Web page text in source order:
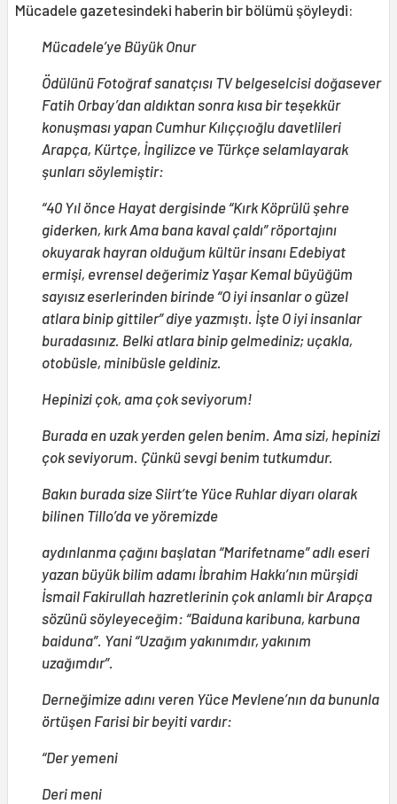
Mücadele gazetesindeki haberin bir bölümü şöyleydi:
Mücadele’ye Büyük Onur
Ödülünü Fotoğraf sanatçısı TV belgeselcisi doğasever
Fatih Orbay’dan aldıktan sonra kısa bir teşekkür
konuşması yapan Cumhur Kılıççıoğlu davetlileri
Arapça, Kürtçe, İngilizce ve Türkçe selamlayarak
şunları söylemiştir:
“40 Yıl önce Hayat dergisinde “Kırk Köprülü şehre
giderken, kırk Ama bana kaval çaldı” röportajını
okuyarak hayran olduğum kültür insanı Edebiyat
ermişi, evrensel değerimiz Yaşar Kemal büyüğüm
sayısız eserlerinden birinde “O iyi insanlar o güzel
atlara binip gittiler” diye yazmıştı. İşte O iyi insanlar
buradasınız. Belki atlara binip gelmediniz; uçakla,
otobüsle, minibüsle geldiniz.
Hepinizi çok, ama çok seviyorum!
Burada en uzak yerden gelen benim. Ama sizi, hepinizi
çok seviyorum. Çünkü sevgi benim tutkumdur.
Bakın burada size Siirt’te Yüce Ruhlar diyarı olarak
bilinen Tillo’da ve yöremizde
aydınlanma çağını başlatan “Marifetname” adlı eseri
yazan büyük bilim adamı İbrahim Hakkı’nın mürşidi
İsmail Fakirullah hazretlerinin çok anlamlı bir Arapça
sözünü söyleyeceğim: “Baiduna karibuna, karbuna
baiduna”. Yani “Uzağım yakınımdır, yakınım
uzağımdır”.
Derneğimize adını veren Yüce Mevlene’nın da bununla
örtüşen Farisi bir beyiti vardır:
“Der yemeni
Deri meni